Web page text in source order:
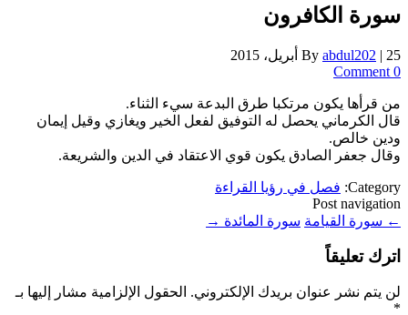
سورة الكافرون
By abdul202 | 25 أبريل، 2015
0 Comment
من قرأها يكون مرتكبا طرق البدعة سيء الثناء.
قال الكرماني يحصل له التوفيق لفعل الخير ويغازي وقيل إيمان
ودين خالص.
وقال جعفر الصادق يكون قوي الاعتقاد في الدين والشريعة.
Category: فصل في رؤيا القراءة
Post navigation
← سورة القيامة سورة المائدة →
اترك تعليقاً
لن يتم نشر عنوان بريدك الإلكتروني. الحقول الإلزامية مشار إليها بـ
*